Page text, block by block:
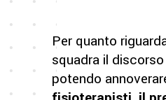
Per quanto
squadra il
potendo